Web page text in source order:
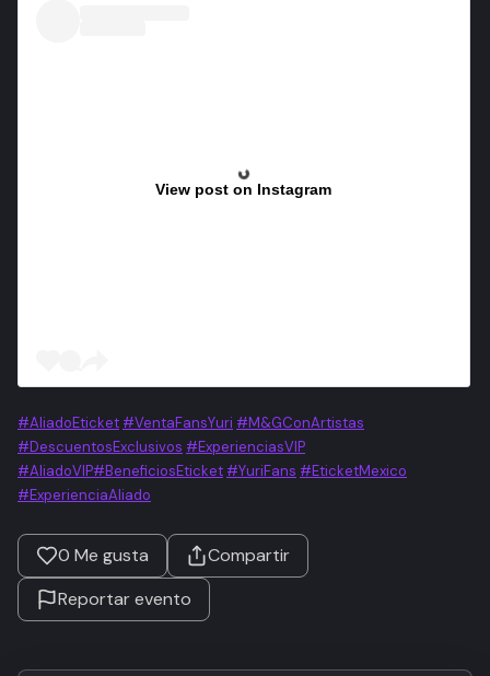
View post on Instagram
#AliadoEticket #VentaFansYuri #M&GConArtistas
#DescuentosExclusivos #ExperienciasVIP
#AliadoVIP#BeneficiosEticket #YuriFans #EticketMexico
#ExperienciaAliado
0 Me gusta
Compartir
Reportar evento